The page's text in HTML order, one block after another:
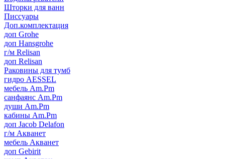
Шторки для ванн
Писсуары
Доп.комплектация
доп Grohe
доп Hansgrohe
г/м Relisan
доп Relisan
Раковины для тумб
гидро AESSEL
мебель Am.Pm
санфаянс Am.Pm
души Am.Pm
кабины Am.Pm
доп Jacob Delafon
г/м Акванет
мебель Акванет
доп Gebirit